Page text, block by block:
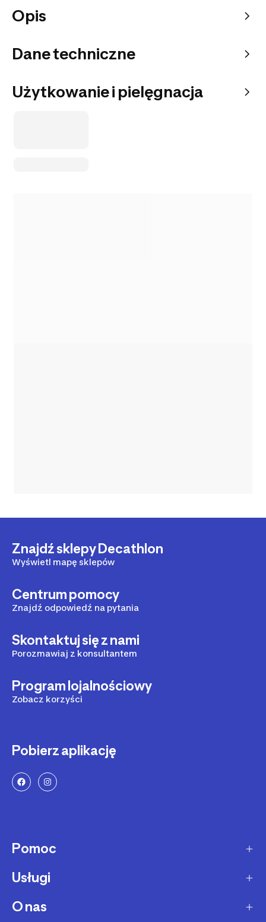
Opis
Dane techniczne
Użytkowanie i pielęgnacja
Znajdź sklepy Decathlon
Wyświetl mapę sklepów
Centrum pomocy
Znajdź odpowiedź na pytania
Skontaktuj się z nami
Porozmawiaj z konsultantem
Program lojalnościowy
Zobacz korzyści
Pobierz aplikację
Pomoc
Sposoby dostawy
Dostawa ekspresowa
Usługi
Zakupy na raty
O nas